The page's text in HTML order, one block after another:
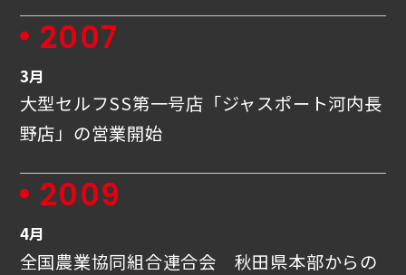
2007
3月
大型セルフSS第一号店「ジャスポート河内長
野店」の営業開始
2009
4月
全国農業協同組合連合会 秋田県本部からの